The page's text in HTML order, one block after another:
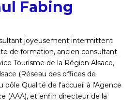
Fabing
joyeusement intermittent
de formation, ancien consultant
Tourisme de la Région Alsace,
(Réseau des offices de
pôle Qualité de l'accueil à l'Agence
(AAA), et enfin directeur de la